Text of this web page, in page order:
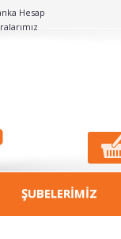
Hesap
ŞUBELERİMİZ